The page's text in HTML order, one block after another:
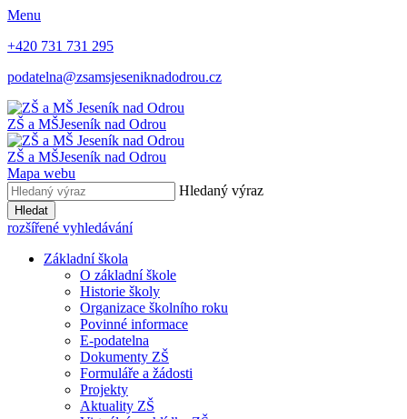
Menu
+420 731 731 295
podatelna@zsamsjeseniknadodrou.cz
ZŠ a MŠJeseník nad Odrou
ZŠ a MŠJeseník nad Odrou
Mapa webu
Hledaný výraz
Hledat
rozšířené vyhledávání
Základní škola
O základní škole
Historie školy
Organizace školního roku
Povinné informace
E-podatelna
Dokumenty ZŠ
Formuláře a žádosti
Projekty
Aktuality ZŠ